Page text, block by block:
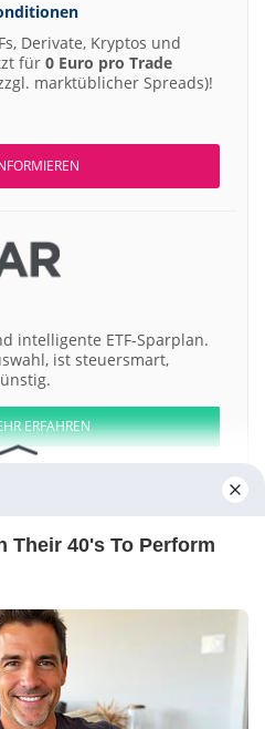
Derivate, Kryptos und
für 0 Euro pro Trade
marktüblicher Spreads)!
intelligente ETF-Sparplan.
ist steuersmart,
ERFAHREN
Dow Jones NASDAQ 100
Nikkei 225
Aktien:
Chemical
Argosy Gaming
Orange
Werbung-
-AGB-Privatsphäre-Einstellungen
Their 40's To Perform